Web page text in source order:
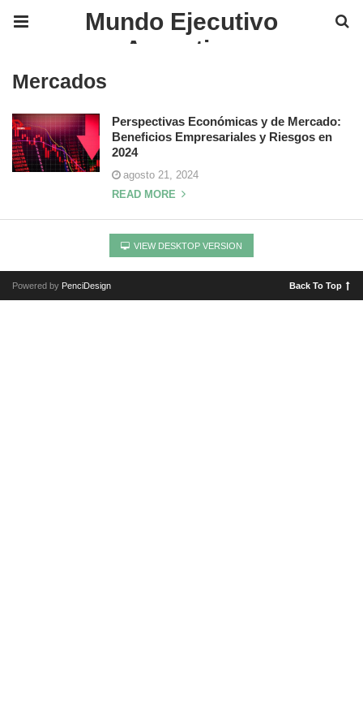
Mundo Ejecutivo
Argentina
Mercados
Perspectivas Económicas y de Mercado:
Beneficios Empresariales y Riesgos en
2024
agosto 21, 2024
READ MORE
VIEW DESKTOP VERSION
Powered by PenciDesign Back To Top